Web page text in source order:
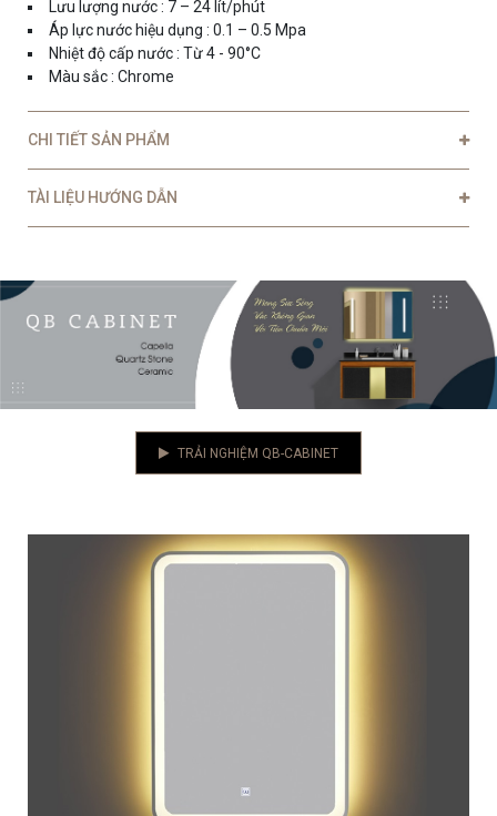
Lưu lượng nước : 7 – 24 lít/phút
Áp lực nước hiệu dụng : 0.1 – 0.5 Mpa
Nhiệt độ cấp nước : Từ 4 - 90°C
Màu sắc : Chrome
CHI TIẾT SẢN PHẨM
TÀI LIỆU HƯỚNG DẪN
TRẢI NGHIỆM QB-CABINET